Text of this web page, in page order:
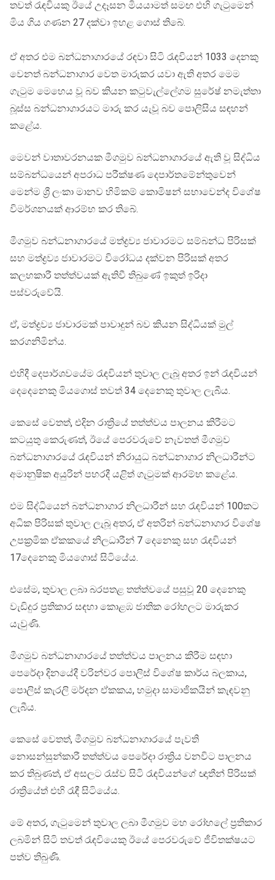
තවත් රැඳවියකු ඊයේ උදෑසන මියයාමත් සමඟ එහි ගැටුමෙන්
මිය ගිය ගණන 27 දක්වා ඉහළ ගොස් තිබේ.
ඒ අතර එම බන්ධනාගාරයේ රඳවා සිටි රැඳවියන් 1033 දෙනකු
වෙනත් බන්ධනාගාර වෙත මාරුකර යවා ඇති අතර මෙම
ගැටුම මෙහෙය වූ බව කියන කටුවැල්ලේගම සුරේෂ් නමැත්තා
බූස්ස බන්ධනාගාරයට මාරු කර යැවූ බව පොලිසිය සඳහන්
කළේය.
මෙවන් වාතාවරනයක මීගමුව බන්ධනාගාරයේ ඇති වූ සිද්ධිය
සම්බන්ධයෙන් අපරාධ පරීක්ෂණ දෙපාර්තමේන්තුවෙන්
මෙන්ම ශ්‍රී ලංකා මානව හිමිකම් කොමිෂන් සභාවෙන්ද විශේෂ
විමර්ශනයක් ආරම්භ කර තිබේ.
මීගමුව බන්ධනාගාරයේ මත්ද්‍රව්‍ය ජාවාරමට සම්බන්ධ පිරිසක්
සහ මත්ද්‍රව්‍ය ජාවාරමට විරෝධය දක්වන පිරිසක් අතර
කලහකාරී තත්ත්වයක් ඇතිවී තිබුණේ ඉකුත් ඉරිදා
පස්වරුවේයි.
ඒ, මත්ද්‍රව්‍ය ජාවාරමක් පාවාදුන් බව කියන සිද්ධියක් මුල්
කරගනිමින්ය.
එහිදී දෙපාර්ශවයේම රැඳවියන් තුවාල ලැබූ අතර ඉන් රැඳවියන්
දෙදෙනෙකු මියගොස් තවත් 34 දෙනෙකු තුවාල ලැබීය.
කෙසේ වෙතත්, එදින රාත්‍රියේ තත්ත්වය පාලනය කිරීමට
කටයුතු කෙරුණත්, ඊයේ පෙරවරුවේ නැවතත් මීගමුව
බන්ධනාගාරයේ රැඳවියන් නිරායුධ බන්ධනාගාර නිලධාරීන්ට
අමානුෂික අයුරින් පහරදී යළිත් ගැටුමක් ආරම්භ කළේය.
එම සිද්ධියෙන් බන්ධනාගාර නිලධාරීන් සහ රැඳවියන් 100කට
අධික පිරිසක් තුවාල ලැබූ අතර, ඒ අතරින් බන්ධනාගාර විශේෂ
උපක්‍රමික ඒකකයේ නිලධාරීන් 7 දෙනෙකු සහ රැඳවියන්
17දෙනෙකු මියගොස් සිටියේය.
එසේම, තුවාල ලබා බරපතළ තත්ත්වයේ පසුවූ 20 දෙනෙකු
වැඩිදුර ප්‍රතිකාර සඳහා කොළඹ ජාතික රෝහලට මාරුකර
යැවුණි.
මීගමුව බන්ධනාගාරයේ තත්ත්වය පාලනය කිරීම සඳහා
පෙරේදා දිනයේදී වරින්වර පොලිස් විශේෂ කාර්ය බලකාය,
පොලිස් කැරලි මර්දන ඒකකය, හමුදා සාමාජිකයින් කැඳවනු
ලැබීය.
කෙසේ වෙතත්, මීගමුව බන්ධනාගාරයේ පැවති
නොසන්සුන්කාරී තත්ත්වය පෙරේදා රාත්‍රිය වනවිට පාලනය
කර තිබුණත්, ඒ අසලට රැස්ව සිටි රැඳවියන්ගේ ඥාතීන් පිරිසක්
රාත්‍රියේත් එහි රැඳී සිටියේය.
මේ අතර, ගැටුමෙන් තුවාල ලබා මීගමුව මහ රෝහලේ ප්‍රතිකාර
ලබමින් සිටි තවත් රැඳවියෙකු ඊයේ පෙරවරුවේ ජීවිතක්ෂයට
පත්ව තිබුණි.